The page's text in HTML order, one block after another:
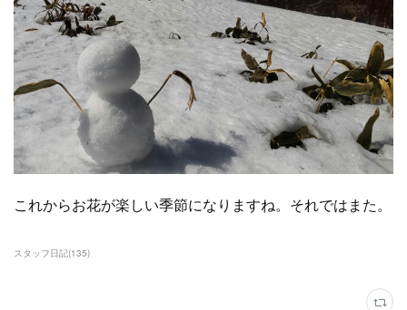
これからお花が楽しい季節になりますね。それではまた。
スタッフ日記(135)